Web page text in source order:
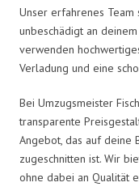
Unser erfahrenes Team
unbeschädigt an
verwenden
Verladung und eine
Bei Umzugsmeister
transparente
Angebot, das auf deine
zugeschnitten ist. Wir
ohne dabei an Qualität